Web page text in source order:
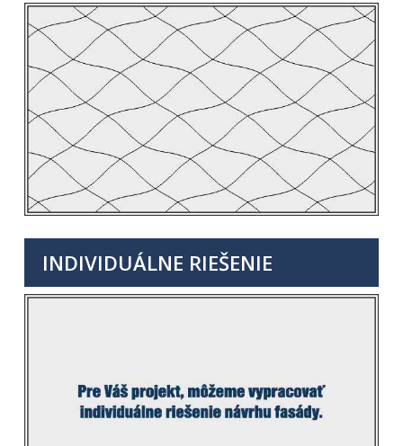
INDIVIDUÁLNE RIEŠENIE